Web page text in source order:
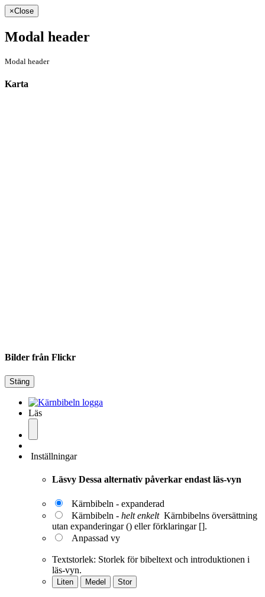
×Close
Modal header
Modal header
Karta
Bilder från Flickr
Stäng
Läs
Inställningar
Läsvy Dessa alternativ påverkar endast läs-vyn
Kärnbibeln - expanderad
Kärnbibeln - helt enkelt Kärnbibelns översättning
utan expanderingar () eller förklaringar [].
Anpassad vy
Textstorlek: Storlek för bibeltext och introduktionen i
läs-vyn.
Liten Medel Stor